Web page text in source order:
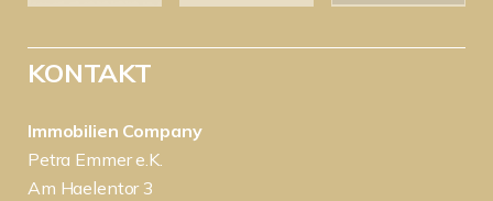
KONTAKT
Immobilien Company
Petra Emmer e.K.
Am Haelentor 3